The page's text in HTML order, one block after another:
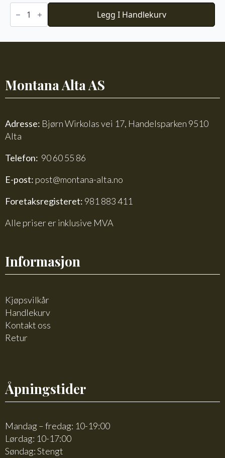
Termos
Classic
Bottle
Legg I Handlekurv
Montana Alta AS
Adresse: Bjørn Wirkolas vei 17, Handelsparken 9510
Alta
Telefon: 90 60 55 86
E-post: post@montana-alta.no
Foretaksregisteret: 981 883 411
Alle priser er inklusive MVA
Informasjon
Kjøpsvilkår
Handlekurv
Kontakt oss
Retur
Åpningstider
Mandag – fredag: 10-19:00
Lørdag: 10-17:00
Søndag: Stengt